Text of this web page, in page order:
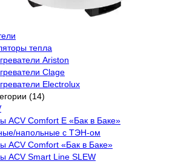
тепла
Ariston
Clage
Electrolux
(14)
ACV Comfort E «Бак в Баке»
напольные c ТЭН-ом
ACV Comfort «Бак в Баке»
ACV Smart Line SLEW